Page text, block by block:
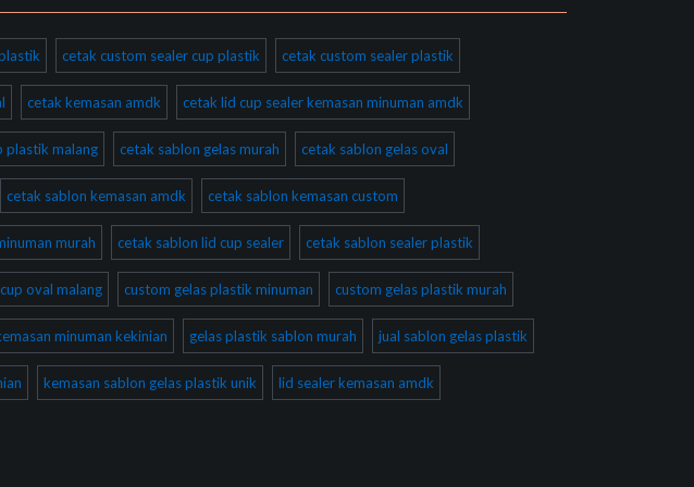
cetak custom sealer cup plastik cetak custom sealer plastik
cetak kemasan amdk cetak lid cup sealer kemasan minuman amdk
plastik malang cetak sablon gelas murah cetak sablon gelas oval
cetak sablon kemasan amdk cetak sablon kemasan custom
murah cetak sablon lid cup sealer cetak sablon sealer plastik
cup oval malang custom gelas plastik minuman custom gelas plastik murah
minuman kekinian gelas plastik sablon murah jual sablon gelas plastik
kemasan sablon gelas plastik unik lid sealer kemasan amdk